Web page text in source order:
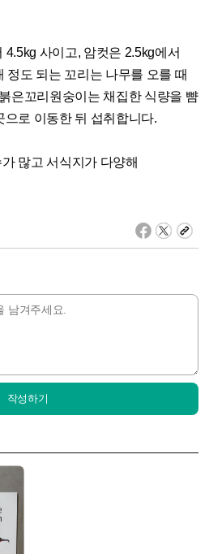
사이고, 암컷은 2.5kg에서
정도 되는 꼬리는 나무를 오를 때
은꼬리원숭이는 채집한 식량을 뺨
로 이동한 뒤 섭취합니다.
많고 서식지가 다양해
작성하기